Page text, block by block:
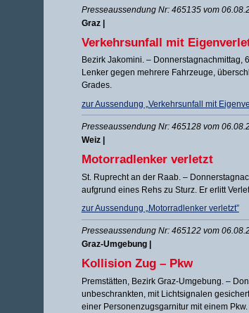
Presseaussendung Nr: 465135 vom
Graz |
Verkehrsunfall mit
Bezirk Jakomini. – Donnerstagnachmittag,
Lenker gegen mehrere Fahrzeuge,
Grades.
zur Aussendung „Verkehrsunfall mit
Presseaussendung Nr: 465128 vom
Weiz |
Motorradlenker verletzt
St. Ruprecht an der Raab. –
aufgrund eines Rehs zu Sturz. Er erlitt
zur Aussendung „Motorradlenker verletzt”
Presseaussendung Nr: 465122 vom
Graz-Umgebung |
Kollision Zug – Pkw
Premstätten, Bezirk Graz-Umgebung. –
unbeschrankten, mit Lichtsignalen
einer Personenzugsgarnitur mit einem